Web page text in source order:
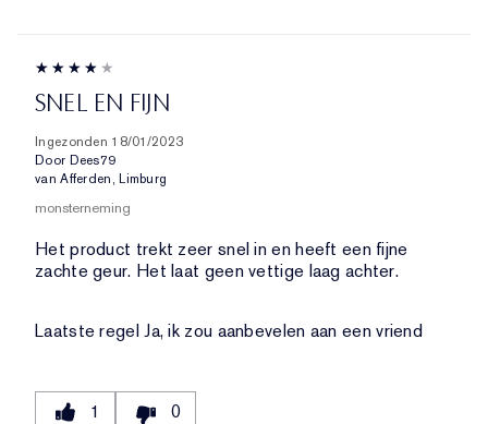
SNEL EN FIJN
Ingezonden 18/01/2023
Door Dees79
van Afferden, Limburg
monsterneming
Het product trekt zeer snel in en heeft een fijne
zachte geur. Het laat geen vettige laag achter.
Laatste regelJa, ik zou aanbevelen aan een vriend
1 0